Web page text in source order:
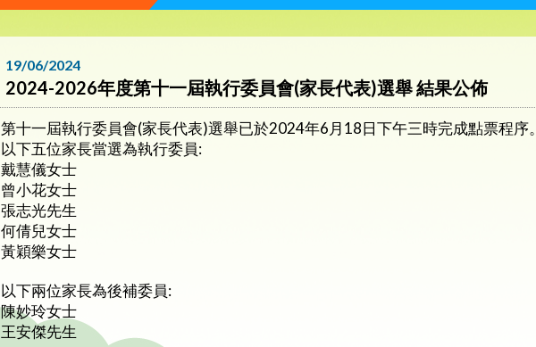
19/06/2024
2024-2026年度第十一屆執行委員會(家長代表)選舉 結果公佈
第十一屆執行委員會(家長代表)選舉已於2024年6月18日下午三時完成點票程序。
以下五位家長當選為執行委員:
戴慧儀女士
曾小花女士
張志光先生
何倩兒女士
黃穎樂女士
以下兩位家長為後補委員:
陳妙玲女士
王安傑先生